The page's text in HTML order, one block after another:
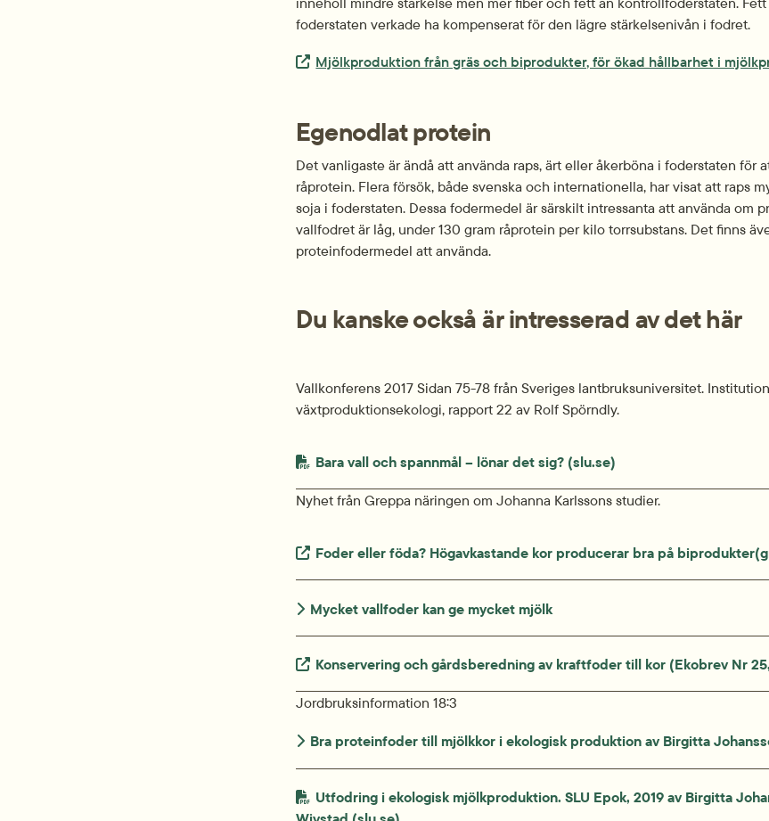
foderstaten verkade ha kompenserat för den lägre stärkelsenivån i fodret.
Extern länk.
Mjölkproduktion från gräs och biprodukter, för ökad hållbarhet i
Egenodlat protein
Det vanligaste är ändå att använda raps, ärt eller åkerböna i foderstaten för
råprotein. Flera försök, både svenska och internationella, har visat att raps
soja i foderstaten. Dessa fodermedel är särskilt intressanta att använda om
vallfodret är låg, under 130 gram råprotein per kilo torrsubstans. Det finns
proteinfodermedel att använda.
Du kanske också är intresserad av det här
Vallkonferens 2017 Sidan 75-78 från Sveriges lantbruksuniversitet.
växtproduktionsekologi, rapport 22 av Rolf Spörndly.
PDF-fil.
Bara vall och spannmål – lönar det sig? (slu.se)
Nyhet från Greppa näringen om Johanna Karlssons studier.
Extern länk.
Foder eller föda? Högavkastande kor producerar bra på
Mycket vallfoder kan ge mycket mjölk
Extern länk.
Konservering och gårdsberedning av kraftfoder till kor (Ekobrev Nr
Jordbruksinformation 18:3
Bra proteinfoder till mjölkkor i ekologisk produktion av Birgitta
PDF-fil.
Utfodring i ekologisk mjölkproduktion. SLU Epok, 2019 av Birgitta